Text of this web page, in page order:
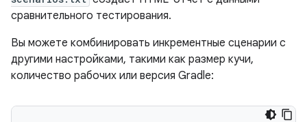
сравнительного тестирования.
Вы можете комбинировать инкрементные сценарии с
другими настройками, такими как размер кучи,
количество рабочих или версия Gradle: